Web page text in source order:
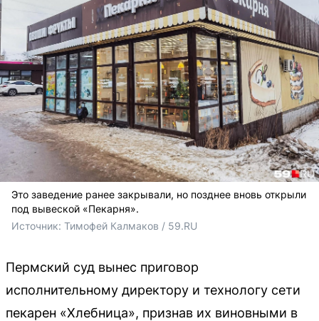
Это заведение ранее закрывали, но позднее вновь открыли
под вывеской «Пекарня».
Источник: Тимофей Калмаков / 59.RU
Пермский суд вынес приговор
исполнительному директору и технологу сети
пекарен «Хлебница», признав их виновными в